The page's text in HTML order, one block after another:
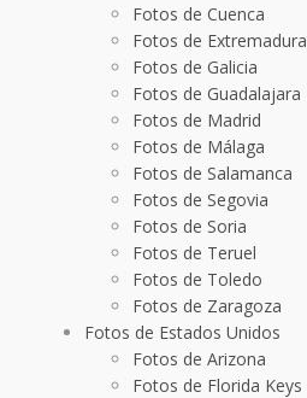
Fotos de Cuenca
Fotos de Extremadura
Fotos de Galicia
Fotos de Guadalajara
Fotos de Madrid
Fotos de Málaga
Fotos de Salamanca
Fotos de Segovia
Fotos de Soria
Fotos de Teruel
Fotos de Toledo
Fotos de Zaragoza
Fotos de Estados Unidos
Fotos de Arizona
Fotos de Florida Keys